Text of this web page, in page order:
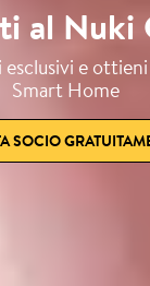
al Nuki
e
Smart Home
SOCIO